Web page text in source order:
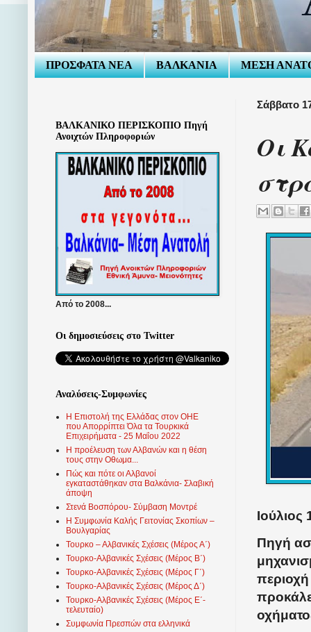
ΠΡΟΣΦΑΤΑ ΝΕΑ ΒΑΛΚΑΝΙΑ ΜΕΣΗ
Σάββατο
Οι
Πηγή
ΒΑΛΚΑΝΙΚΟ ΠΕΡΙΣΚΟΠΙΟ Πηγή
Ανοιχτών Πληροφοριών
Από το 2008...
Οι δημοσιεύσεις στο Twitter
Αναλύσεις-Συμφωνίες
Η Επιστολή της Ελλάδας στον ΟΗΕ
που Απορρίπτει Όλα τα Τουρκικά
Επιχειρήματα - 25 Μαΐου 2022
Η προέλευση των Αλβανών και η θέση
τους στην Οθωμα...
Πώς και πότε οι Αλβανοί
εγκαταστάθηκαν στα Βαλκάνια- Σλαβική
άποψη
Στενά Βοσπόρου- Σύμβαση Μοντρέ
Η Συμφωνία Καλής Γειτονίας Σκοπίων –
Βουλγαρίας
Τουρκο – Αλβανικές Σχέσεις (Mέρος Α΄)
Τουρκο-Αλβανικές Σχέσεις (Μέρος Β΄)
Τουρκο-Αλβανικές Σχέσεις (Μέρος Γ΄)
Τουρκο-Αλβανικές Σχέσεις (Μέρος Δ΄)
Τουρκο-Αλβανικές Σχέσεις (Μέρος Ε΄-
τελευταίο)
Συμφωνία Πρεσπών στα ελληνικά